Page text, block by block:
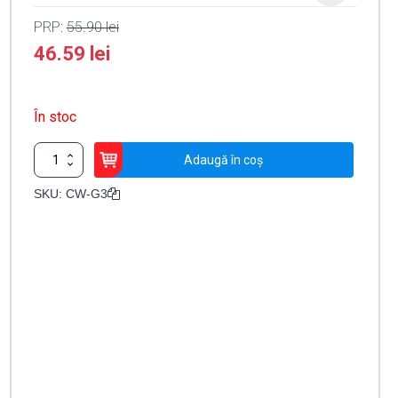
PRP:55.90lei
46.59 lei
În stoc
Cantitate
Suport
de
Adaugă în coș
SKU: CW-G3